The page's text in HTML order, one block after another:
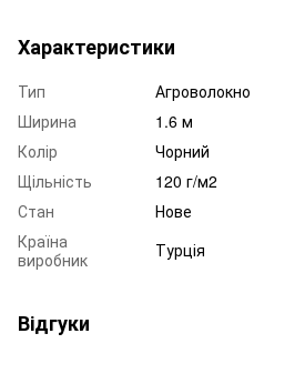
Характеристики
Тип
Агроволокно
Ширина
1.6 м
Колір
Чорний
Щільність
120 г/м2
Стан
Нове
Країна
виробник
Турція
Відгуки